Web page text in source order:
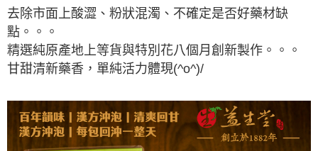
去除市面上酸澀、粉狀混濁、不確定是否好藥材缺
點。。。
精選純原產地上等貨與特別花八個月創新製作。。。
甘甜清新藥香，單純活力體現(^o^)/